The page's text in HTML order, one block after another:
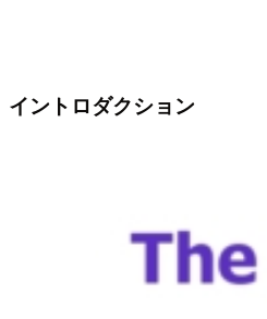
イントロダクション